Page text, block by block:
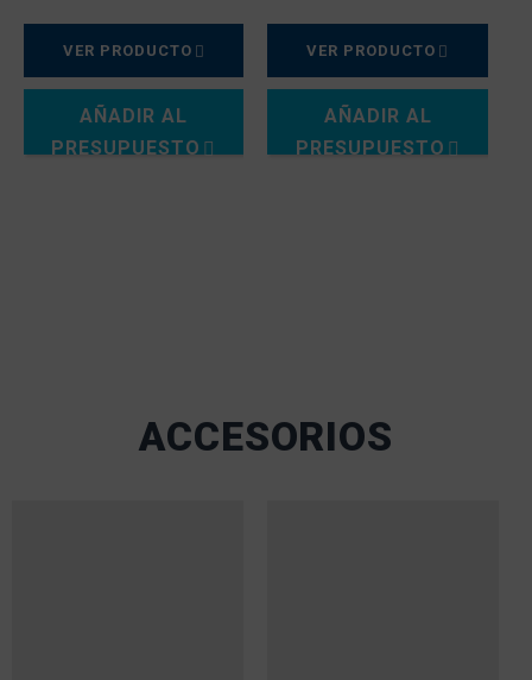
VER PRODUCTO
AÑADIR AL
PRESUPUESTO
VER PRODUCTO
AÑADIR AL
PRESUPUESTO
ACCESORIOS